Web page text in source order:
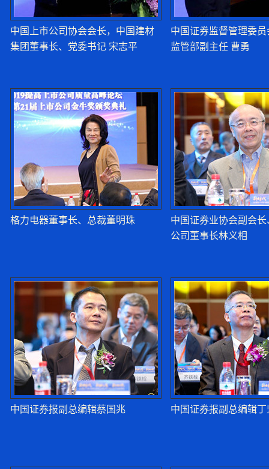
中国上市公司协会会长，中国建材
集团董事长、党委书记 宋志平
中国证券监督管理委
监管部副主任 曹勇
格力电器董事长、总裁董明珠
中国证券业协会副会
公司董事长林义相
中国证券报副总编辑蔡国兆 中国证券报副总编辑丁